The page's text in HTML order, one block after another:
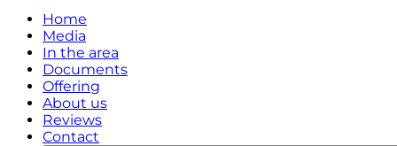
Home
Media
In the area
Documents
Offering
About us
Reviews
Contact